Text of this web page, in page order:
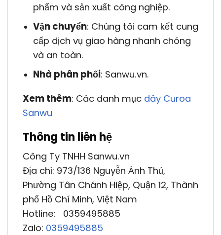
phẩm và sản xuất công nghiệp.
Vận chuyển: Chúng tôi cam kết cung
cấp dịch vụ giao hàng nhanh chóng
và an toàn.
Nhà phân phối: Sanwu.vn.
Xem thêm: Các danh mục dây Curoa
Sanwu
Thông tin liên hệ
Công Ty TNHH Sanwu.vn
Địa chỉ: 973/136 Nguyễn Ảnh Thủ,
Phường Tân Chánh Hiệp, Quận 12, Thành
phố Hồ Chí Minh, Việt Nam
Hotline: 0359495885
Zalo: 0359495885